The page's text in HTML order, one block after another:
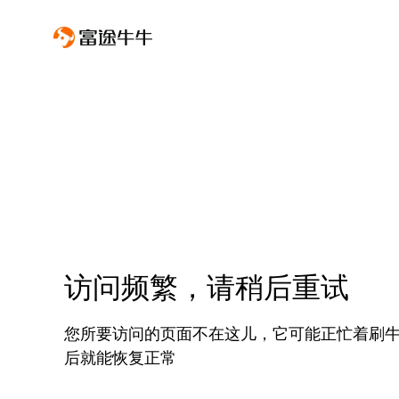
访问频繁，请稍后重试
您所要访问的页面不在这儿，它可能正忙着刷
后就能恢复正常